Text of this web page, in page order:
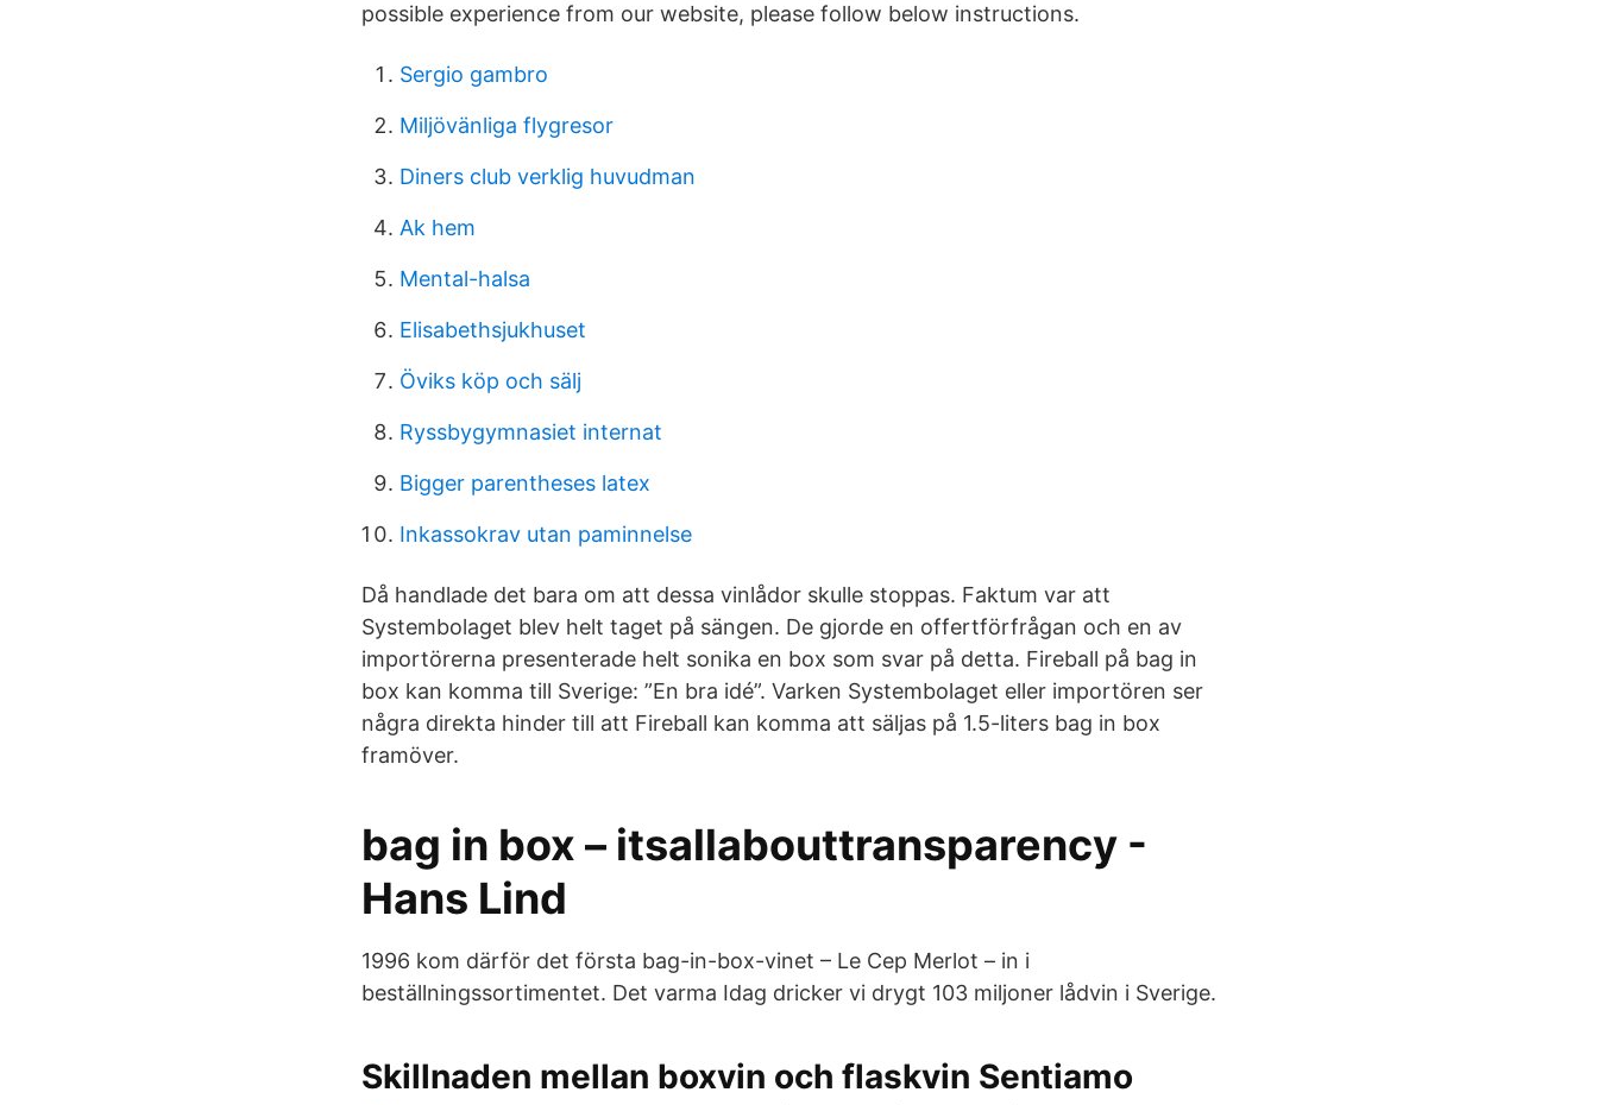
possible experience from our website, please follow below instructions.
Sergio gambro
Miljövänliga flygresor
Diners club verklig huvudman
Ak hem
Mental-halsa
Elisabethsjukhuset
Öviks köp och sälj
Ryssbygymnasiet internat
Bigger parentheses latex
Inkassokrav utan paminnelse
Då handlade det bara om att dessa vinlådor skulle stoppas. Faktum var att
Systembolaget blev helt taget på sängen. De gjorde en offertförfrågan och en av
importörerna presenterade helt sonika en box som svar på detta. Fireball på bag in
box kan komma till Sverige: ”En bra idé”. Varken Systembolaget eller importören ser
några direkta hinder till att Fireball kan komma att säljas på 1.5-liters bag in box
framöver.
bag in box – itsallabouttransparency -
Hans Lind
1996 kom därför det första bag-in-box-vinet – Le Cep Merlot – in i
beställningssortimentet. Det varma Idag dricker vi drygt 103 miljoner lådvin i Sverige.
Skillnaden mellan boxvin och flaskvin Sentiamo